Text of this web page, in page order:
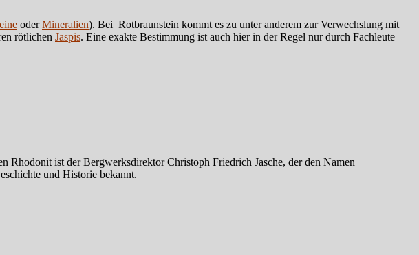
oderMineralien). Bei Rotbraunstein kommt es zu unter anderem zur Verwechslung mit
rötlichen Jaspis. Eine exakte Bestimmung ist auch hier in der Regel nur durch Fachleute
Rhodonit ist der Bergwerksdirektor Christoph Friedrich Jasche, der den Namen
und Historie bekannt.